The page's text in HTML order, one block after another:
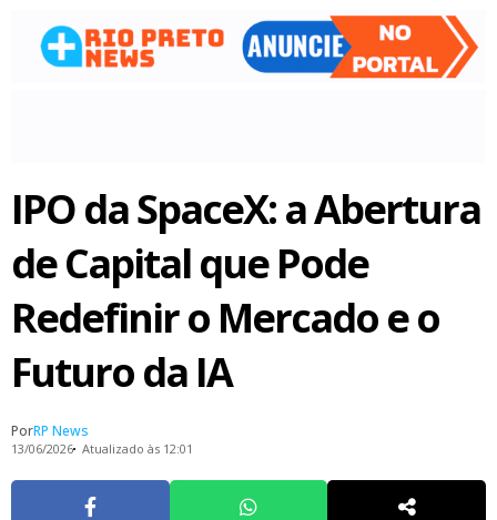
IPO da SpaceX: a Abertura
de Capital que Pode
Redefinir o Mercado e o
Futuro da IA
PorRP News
13/06/2026 Atualizado às 12:01